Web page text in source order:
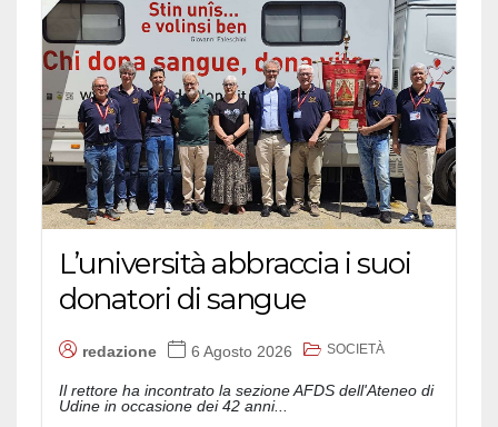
L’università abbraccia i suoi
donatori di sangue
redazione 6 Agosto 2026 SOCIETÀ
Il rettore ha incontrato la sezione AFDS dell'Ateneo di
Udine in occasione dei 42 anni...